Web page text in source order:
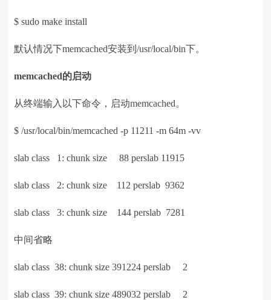
$ sudo make install
默认情况下memcached安装到/usr/local/bin下。
memcached的启动
从终端输入以下命令，启动memcached。
$ /usr/local/bin/memcached -p 11211 -m 64m -vv
slab class 1: chunk size 88 perslab 11915
slab class 2: chunk size 112 perslab 9362
slab class 3: chunk size 144 perslab 7281
中间省略
slab class 38: chunk size 391224 perslab 2
slab class 39: chunk size 489032 perslab 2